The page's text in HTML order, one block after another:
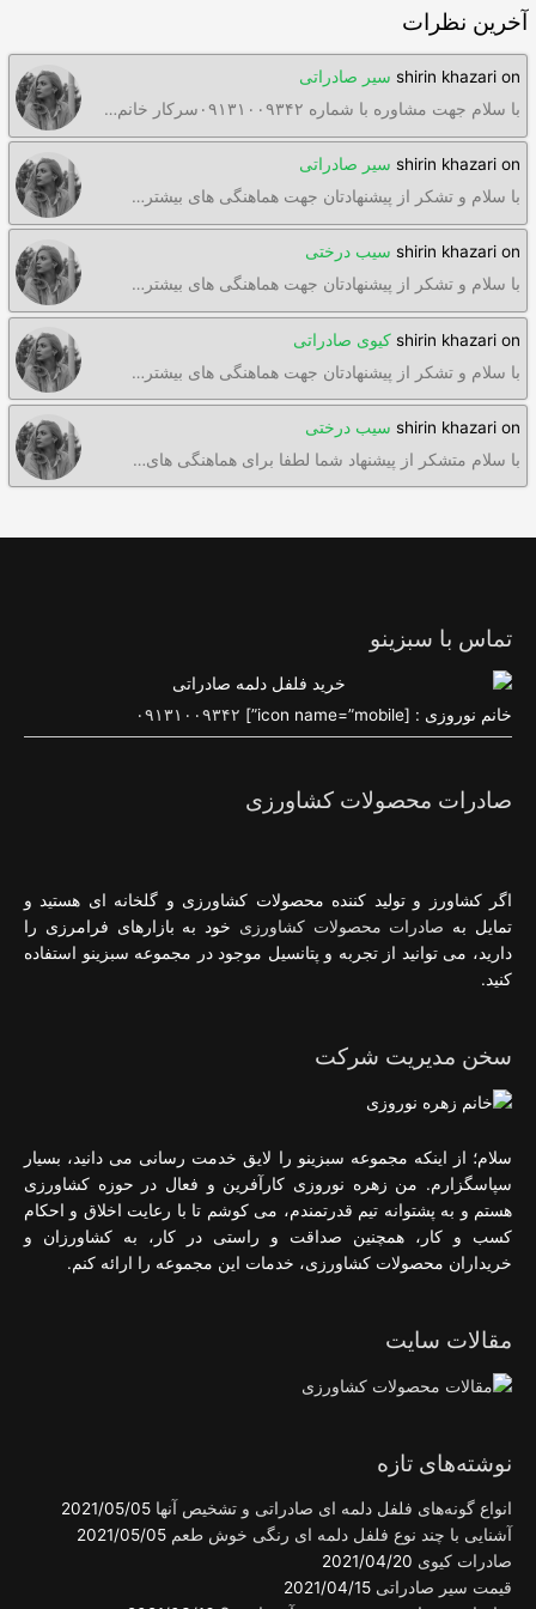
آخرین نظرات
shirin khazari on
سیر صادراتی
با سلام جهت مشاوره با شماره ۰۹۱۳۱۰۰۹۳۴۲سرکار خانم…
shirin khazari on
سیر صادراتی
با سلام و تشکر از پیشنهادتان جهت هماهنگی های بیشتر…
shirin khazari on
سیب درختی
با سلام و تشکر از پیشنهادتان جهت هماهنگی های بیشتر…
shirin khazari on
کیوی صادراتی
با سلام و تشکر از پیشنهادتان جهت هماهنگی های بیشتر…
shirin khazari on
سیب درختی
با سلام متشکر از پیشنهاد شما لطفا برای هماهنگی های…
تماس با سبزینو
خانم نوروزی : [icon name=”mobile”] ۰۹۱۳۱۰۰۹۳۴۲
صادرات محصولات کشاورزی
اگر کشاورز و تولید کننده محصولات کشاورزی و گلخانه ای هستید و
تمایل به صادرات محصولات کشاورزی خود به بازارهای فرامرزی را
دارید، می توانید از تجربه و پتانسیل موجود در مجموعه سبزینو استفاده
کنید.
سخن مدیریت شرکت
سلام؛ از اینکه مجموعه سبزینو را لایق خدمت رسانی می دانید، بسیار
سپاسگزارم. من زهره نوروزی کارآفرین و فعال در حوزه کشاورزی
هستم و به پشتوانه تیم قدرتمندم، می کوشم تا با رعایت اخلاق و احکام
کسب و کار، همچنین صداقت و راستی در کار، به کشاورزان و
خریداران محصولات کشاورزی، خدمات این مجموعه را ارائه کنم.
مقالات سایت
نوشته‌های تازه
انواع گونه‌های فلفل دلمه ای صادراتی و تشخیص آنها 2021/05/05
آشنایی با چند نوع فلفل دلمه ای رنگی خوش طعم 2021/05/05
صادرات کیوی 2021/04/20
قیمت سیر صادراتی 2021/04/15